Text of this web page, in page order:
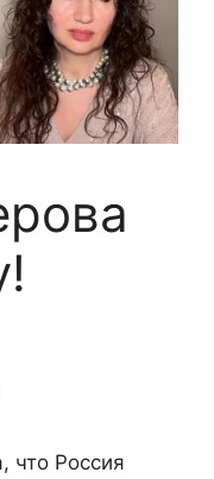
что Россия